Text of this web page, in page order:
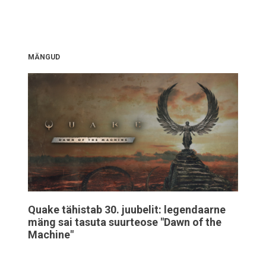
MÄNGUD
Quake tähistab 30. juubelit: legendaarne
mäng sai tasuta suurteose "Dawn of the
Machine"